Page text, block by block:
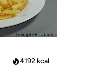
4192 kcal